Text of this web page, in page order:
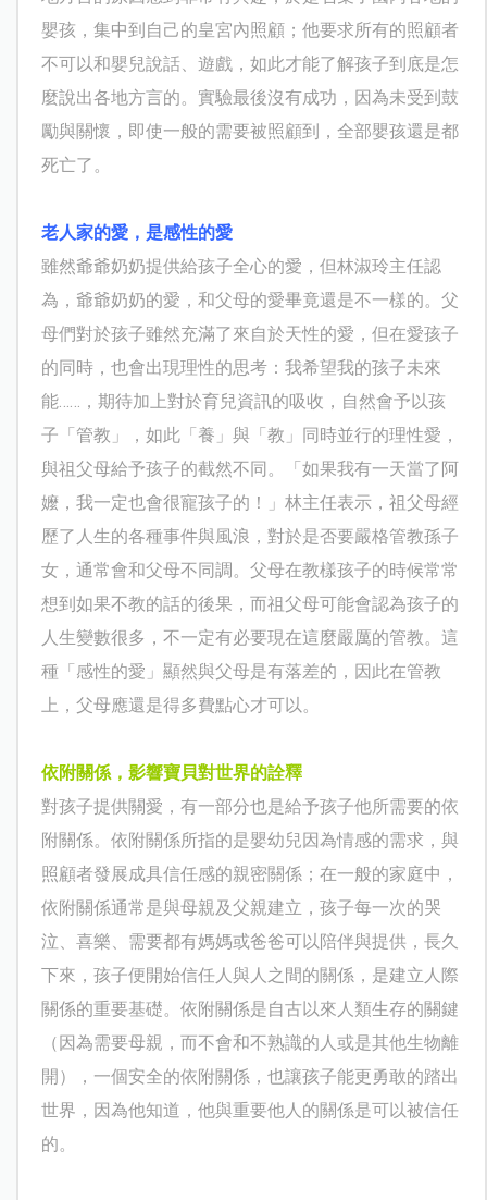
嬰孩，集中到自己的皇宮內照顧；他要求所有的照顧者
不可以和嬰兒說話、遊戲，如此才能了解孩子到底是怎
麼說出各地方言的。實驗最後沒有成功，因為未受到鼓
勵與關懷，即使一般的需要被照顧到，全部嬰孩還是都
死亡了。
老人家的愛，是感性的愛
雖然爺爺奶奶提供給孩子全心的愛，但林淑玲主任認
為，爺爺奶奶的愛，和父母的愛畢竟還是不一樣的。父
母們對於孩子雖然充滿了來自於天性的愛，但在愛孩子
的同時，也會出現理性的思考：我希望我的孩子未來
能……，期待加上對於育兒資訊的吸收，自然會予以孩
子「管教」，如此「養」與「教」同時並行的理性愛，
與祖父母給予孩子的截然不同。「如果我有一天當了阿
嬤，我一定也會很寵孩子的！」林主任表示，祖父母經
歷了人生的各種事件與風浪，對於是否要嚴格管教孫子
女，通常會和父母不同調。父母在教樣孩子的時候常常
想到如果不教的話的後果，而祖父母可能會認為孩子的
人生變數很多，不一定有必要現在這麼嚴厲的管教。這
種「感性的愛」顯然與父母是有落差的，因此在管教
上，父母應還是得多費點心才可以。
依附關係，影響寶貝對世界的詮釋
對孩子提供關愛，有一部分也是給予孩子他所需要的依
附關係。依附關係所指的是嬰幼兒因為情感的需求，與
照顧者發展成具信任感的親密關係；在一般的家庭中，
依附關係通常是與母親及父親建立，孩子每一次的哭
泣、喜樂、需要都有媽媽或爸爸可以陪伴與提供，長久
下來，孩子便開始信任人與人之間的關係，是建立人際
關係的重要基礎。依附關係是自古以來人類生存的關鍵
（因為需要母親，而不會和不熟識的人或是其他生物離
開），一個安全的依附關係，也讓孩子能更勇敢的踏出
世界，因為他知道，他與重要他人的關係是可以被信任
的。